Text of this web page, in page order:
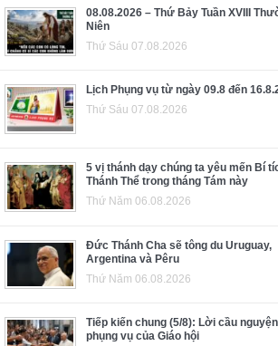
08.08.2026 – Thứ Bảy Tuần XVIII
Niên
Thứ Sáu 07.08.2026
Lịch Phụng vụ từ ngày 09.8 đến
Thứ Sáu 07.08.2026
5 vị thánh dạy chúng ta yêu mến Bí
Thánh Thể trong tháng Tám này
Thứ Năm 06.08.2026
Đức Thánh Cha sẽ tông du Uruguay,
Argentina và Pêru
Thứ Năm 06.08.2026
Tiếp kiến chung (5/8): Lời cầu nguyện
phụng vụ của Giáo hội